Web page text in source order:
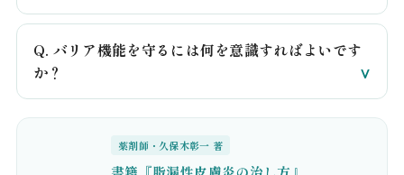
Q. バリア機能を守るには何を意識すればよいです
か？
薬剤師・久保木彰一 著